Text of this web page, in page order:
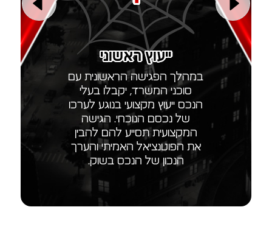
ייעוץ ראשוני
במהלך הפגישה הראשונית עם
סוכני המשרד, יקבלו בעלי
הנכס ייעוץ מקצועי בנוגע לערכו
של נכסם הנוכחי. הגישה
המקצועית תסייע להם להבין
את הפוטנציאל האמיתי והערך
הנכון של הנכס בשוק.